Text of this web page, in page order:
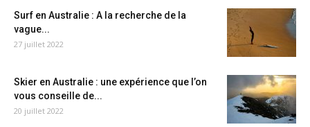
Surf en Australie : A la recherche de la
vague...
27 juillet 2022
Skier en Australie : une expérience que l’on
vous conseille de...
20 juillet 2022